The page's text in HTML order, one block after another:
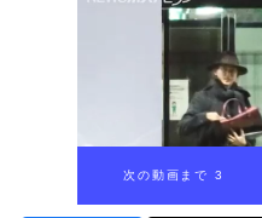
次の動画まで 2